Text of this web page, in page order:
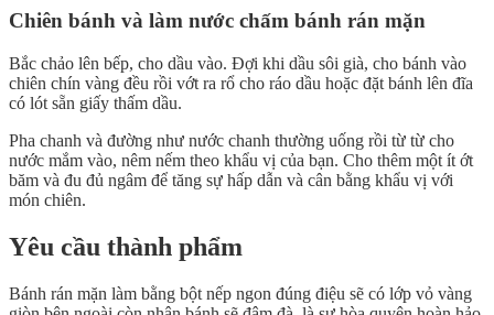
Chiên bánh và làm nước chấm bánh rán mặn
Bắc chảo lên bếp, cho dầu vào. Đợi khi dầu sôi già, cho bánh vào
chiên chín vàng đều rồi vớt ra rổ cho ráo dầu hoặc đặt bánh lên đĩa
có lót sẵn giấy thấm dầu.
Pha chanh và đường như nước chanh thường uống rồi từ từ cho
nước mắm vào, nêm nếm theo khẩu vị của bạn. Cho thêm một ít ớt
băm và đu đủ ngâm để tăng sự hấp dẫn và cân bằng khẩu vị với
món chiên.
Yêu cầu thành phẩm
Bánh rán mặn làm bằng bột nếp ngon đúng điệu sẽ có lớp vỏ vàng